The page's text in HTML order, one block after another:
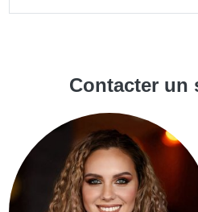
Contacter un